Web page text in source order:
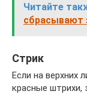
Читайте
сбрасывают
Стрик
Если на верхних
красные штрихи,